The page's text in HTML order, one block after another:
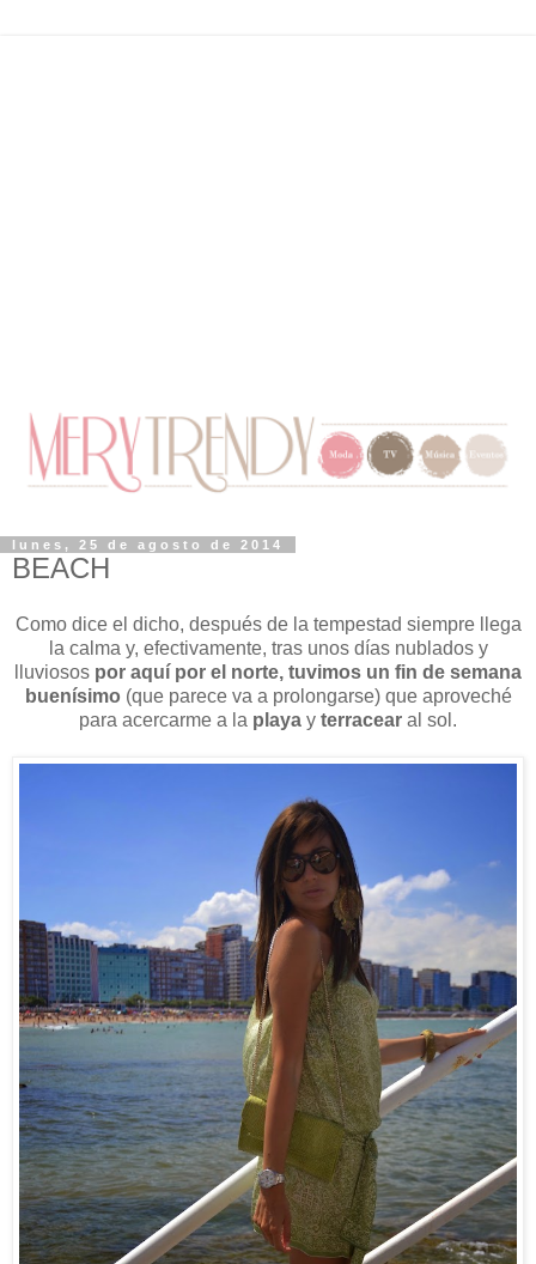
lunes, 25 de agosto de 2014
BEACH
Como dice el dicho, después de la tempestad siempre llega
la calma y, efectivamente, tras unos días nublados y
lluviosos por aquí por el norte, tuvimos un fin de semana
buenísimo (que parece va a prolongarse) que aproveché
para acercarme a la playa y terracear al sol.